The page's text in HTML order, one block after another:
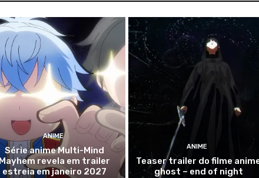
ANIME
Série anime Multi-Mind
Mayhem revela em trailer
estreia em janeiro 2027
ANIME
Teaser trailer do filme
ghost – end of night